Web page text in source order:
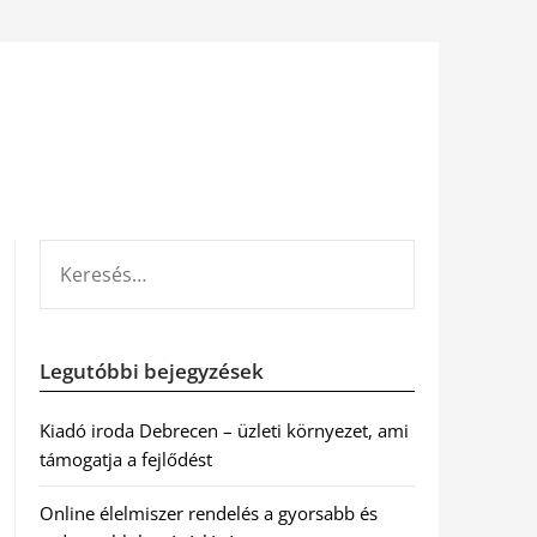
Legutóbbi bejegyzések
Kiadó iroda Debrecen – üzleti környezet, ami
támogatja a fejlődést
Online élelmiszer rendelés a gyorsabb és